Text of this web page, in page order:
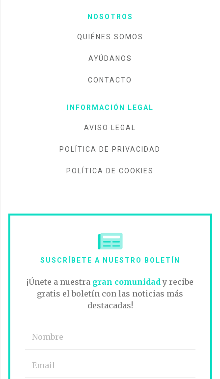
NOSOTROS
QUIÉNES SOMOS
AYÚDANOS
CONTACTO
INFORMACIÓN LEGAL
AVISO LEGAL
POLÍTICA DE PRIVACIDAD
POLÍTICA DE COOKIES
SUSCRÍBETE A NUESTRO BOLETÍN
¡Únete a nuestra gran comunidady recibe
gratis el boletín con las noticias más
destacadas!